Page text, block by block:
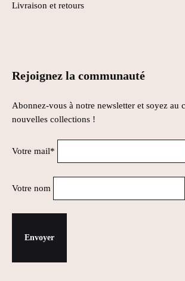
Livraison et retours
Rejoignez la communauté
Abonnez-vous à notre newsletter et soyez au
nouvelles collections !
Votre mail*
Votre nom